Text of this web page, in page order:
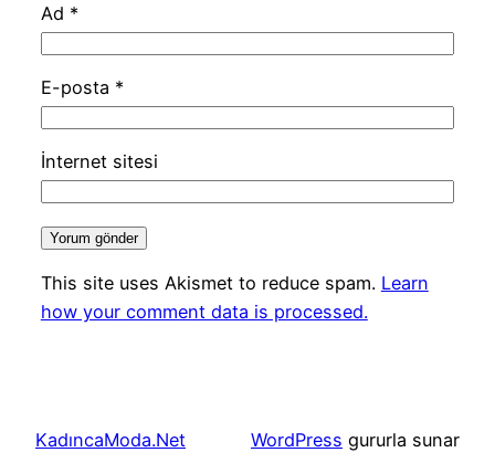
Ad *
E-posta *
İnternet sitesi
This site uses Akismet to reduce spam. Learn
how your comment data is processed.
KadıncaModa.Net WordPress gururla sunar